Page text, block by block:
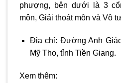
phượng, bên dưới là 3
môn, Giải thoát môn và Vô
Địa chỉ: Đường Anh
Mỹ Tho, tỉnh Tiền Giang.
Xem thêm: